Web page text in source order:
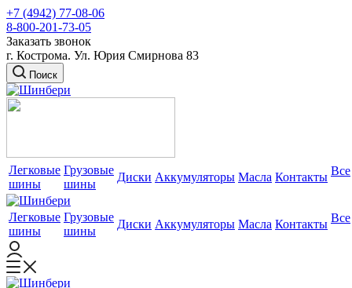
+7 (4942) 77-08-06
8-800-201-73-05
Заказать звонок
г. Кострома. Ул. Юрия Смирнова 83
Поиск
Легковые
шины
Грузовые
шины
Диски Аккумуляторы Масла Контакты Все
Легковые
шины
Грузовые
шины
Диски Аккумуляторы Масла Контакты Все